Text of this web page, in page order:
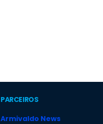
PARCEIROS
Armivaldo News